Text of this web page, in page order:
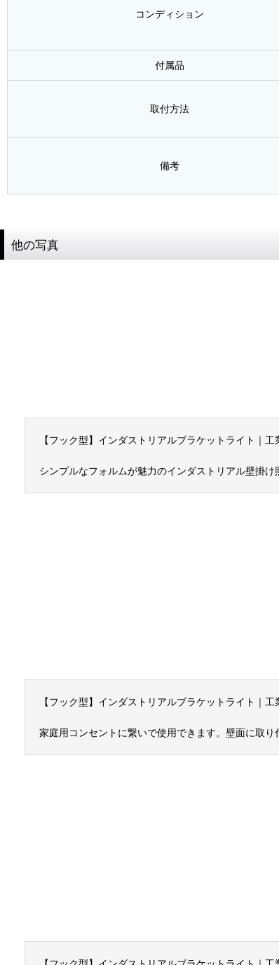
コンディション
付属品
取付方法
備考
他の写真
【フック型】インダストリアルブラケットライト｜
シンプルなフォルムが魅力のインダストリアル壁掛
【フック型】インダストリアルブラケットライト｜
家庭用コンセントに繋いで使用できます。壁面に取